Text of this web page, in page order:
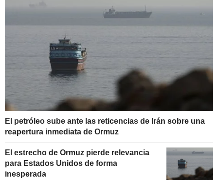
El petróleo sube ante las reticencias de Irán sobre una
reapertura inmediata de Ormuz
El estrecho de Ormuz pierde relevancia
para Estados Unidos de forma
inesperada